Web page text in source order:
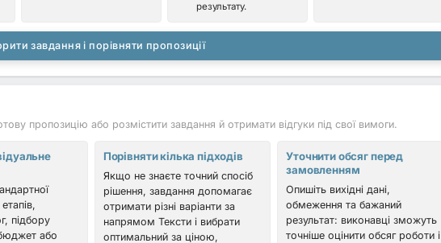
результату.
завдання і порівняти пропозиції
пропозицію або розмістити завдання й отримати відгуки під свої вимоги.
підбору
бюджет або
Порівняти кілька підходів
Якщо не знаєте точний спосіб
рішення, завдання допомагає
отримати різні варіанти за
напрямом Тексти і вибрати
оптимальний за ціною,
Уточнити обсяг перед
замовленням
Опишіть вихідні дані,
обмеження та бажаний
результат: виконавці зможуть
точніше оцінити обсяг роботи і